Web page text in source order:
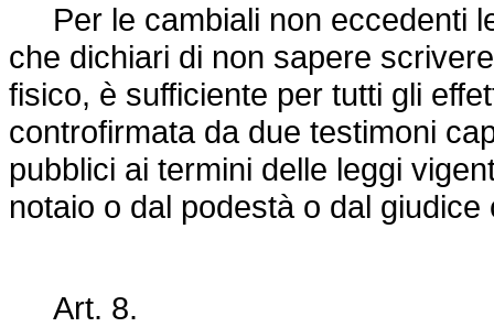
Per le cambiali non eccedenti
che dichiari di non sapere
fisico, è sufficiente per tutti gli
controfirmata da due testimoni
pubblici ai termini delle leggi
notaio o dal podestà o dal
Art. 8.